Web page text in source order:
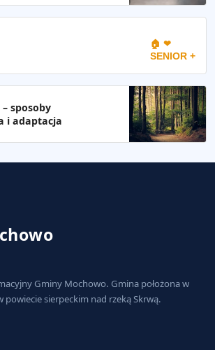
🏠 ❤
SENIOR +
sposoby
i adaptacja
Gminy Mochowo. Gmina położona w
powiecie sierpeckim nad rzeką Skrwą.